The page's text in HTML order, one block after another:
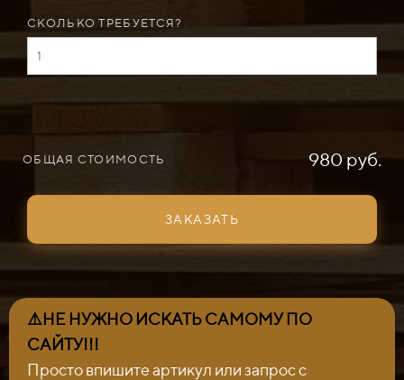
СКОЛЬКО ТРЕБУЕТСЯ?
ОБЩАЯ СТОИМОСТЬ 980 руб.
ЗАКАЗАТЬ
⚠️НЕ НУЖНО ИСКАТЬ САМОМУ ПО
САЙТУ!!!
Просто впишите артикул или запрос с